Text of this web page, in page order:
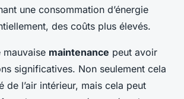
une consommation d’énergie
des coûts plus élevés.
mauvaise maintenance peut avoir
significatives. Non seulement cela
de l’air intérieur, mais cela peut